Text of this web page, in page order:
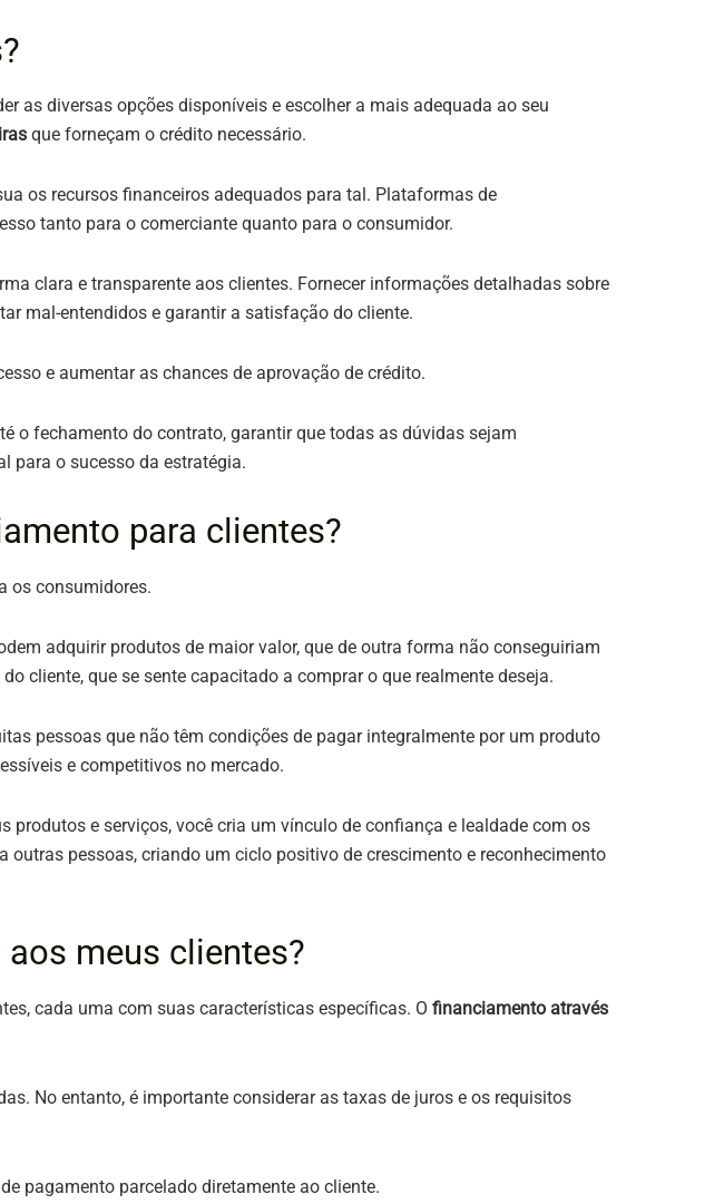
as diversas opções disponíveis e escolher a mais adequada ao seu
que forneçam o crédito necessário.
os recursos financeiros adequados para tal. Plataformas de
tanto para o comerciante quanto para o consumidor​​.
clara e transparente aos clientes. Fornecer informações detalhadas sobre
mal-entendidos e garantir a satisfação do cliente.
e aumentar as chances de aprovação de crédito​​.
o fechamento do contrato, garantir que todas as dúvidas sejam
para o sucesso da estratégia.
para clientes?
os consumidores.
adquirir produtos de maior valor, que de outra forma não conseguiriam
cliente, que se sente capacitado a comprar o que realmente deseja​​.
pessoas que não têm condições de pagar integralmente por um produto
e competitivos no mercado.
produtos e serviços, você cria um vínculo de confiança e lealdade com os
pessoas, criando um ciclo positivo de crescimento e reconhecimento
meus clientes?
cada uma com suas características específicas. O financiamento através
No entanto, é importante considerar as taxas de juros e os requisitos
pagamento parcelado diretamente ao cliente.